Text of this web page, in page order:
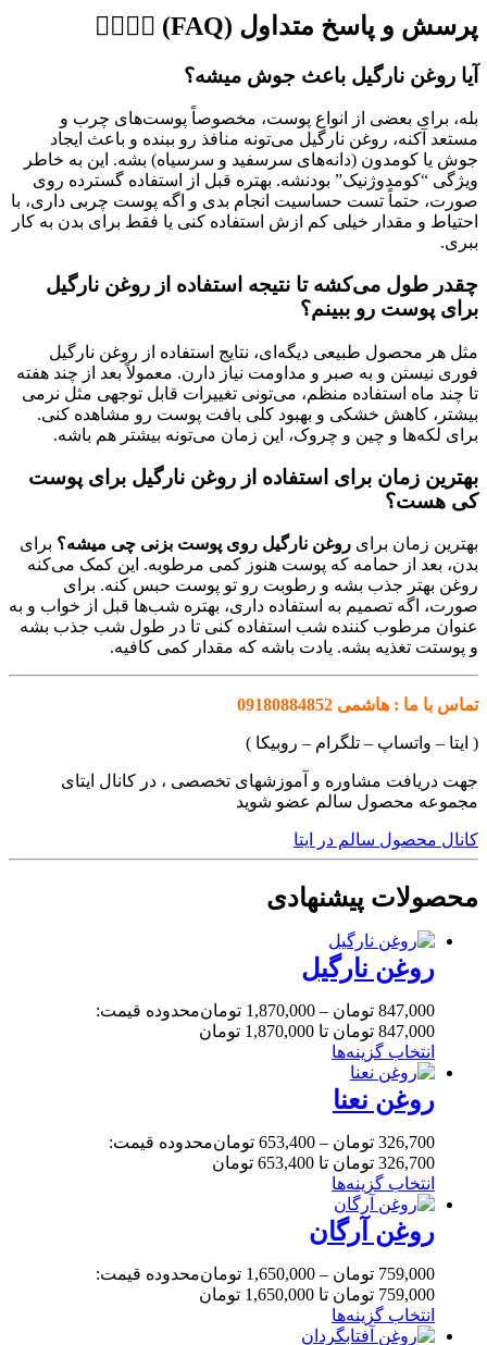
پرسش و پاسخ متداول (FAQ) 🙋‍♀️🙋‍♂️
آیا روغن نارگیل باعث جوش میشه؟
بله، برای بعضی از انواع پوست، مخصوصاً پوست‌های چرب و
مستعد آکنه، روغن نارگیل می‌تونه منافذ رو ببنده و باعث ایجاد
جوش یا کومدون (دانه‌های سرسفید و سرسیاه) بشه. این به خاطر
ویژگی “کومدوژنیک” بودنشه. بهتره قبل از استفاده گسترده روی
صورت، حتماً تست حساسیت انجام بدی و اگه پوست چربی داری، با
احتیاط و مقدار خیلی کم ازش استفاده کنی یا فقط برای بدن به کار
ببری.
چقدر طول می‌کشه تا نتیجه استفاده از روغن نارگیل
برای پوست رو ببینم؟
مثل هر محصول طبیعی دیگه‌ای، نتایج استفاده از روغن نارگیل
فوری نیستن و به صبر و مداومت نیاز دارن. معمولاً بعد از چند هفته
تا چند ماه استفاده منظم، می‌تونی تغییرات قابل توجهی مثل نرمی
بیشتر، کاهش خشکی و بهبود کلی بافت پوست رو مشاهده کنی.
برای لکه‌ها و چین و چروک، این زمان می‌تونه بیشتر هم باشه.
بهترین زمان برای استفاده از روغن نارگیل برای پوست
کی هست؟
بهترین زمان برای روغن نارگیل روی پوست بزنی چی میشه؟ برای
بدن، بعد از حمامه که پوست هنوز کمی مرطوبه. این کمک می‌کنه
روغن بهتر جذب بشه و رطوبت رو تو پوست حبس کنه. برای
صورت، اگه تصمیم به استفاده داری، بهتره شب‌ها قبل از خواب و به
عنوان مرطوب کننده شب استفاده کنی تا در طول شب جذب بشه
و پوستت تغذیه بشه. یادت باشه که مقدار کمی کافیه.
تماس با ما : هاشمی 09180884852
( ایتا – واتساپ – تلگرام – روبیکا )
جهت دریافت مشاوره و آموزشهای تخصصی ، در کانال ایتای
مجموعه محصول سالم عضو شوید
کانال محصول سالم در ایتا
محصولات پیشنهادی
روغن نارگیل
847,000 تومان –
1,870,000 تومانمحدوده قیمت:
847,000 تومان تا 1,870,000 تومان
انتخاب گزینه‌ها
روغن نعنا
326,700 تومان –
653,400 تومانمحدوده قیمت:
326,700 تومان تا 653,400 تومان
انتخاب گزینه‌ها
روغن آرگان
759,000 تومان –
1,650,000 تومانمحدوده قیمت:
759,000 تومان تا 1,650,000 تومان
انتخاب گزینه‌ها